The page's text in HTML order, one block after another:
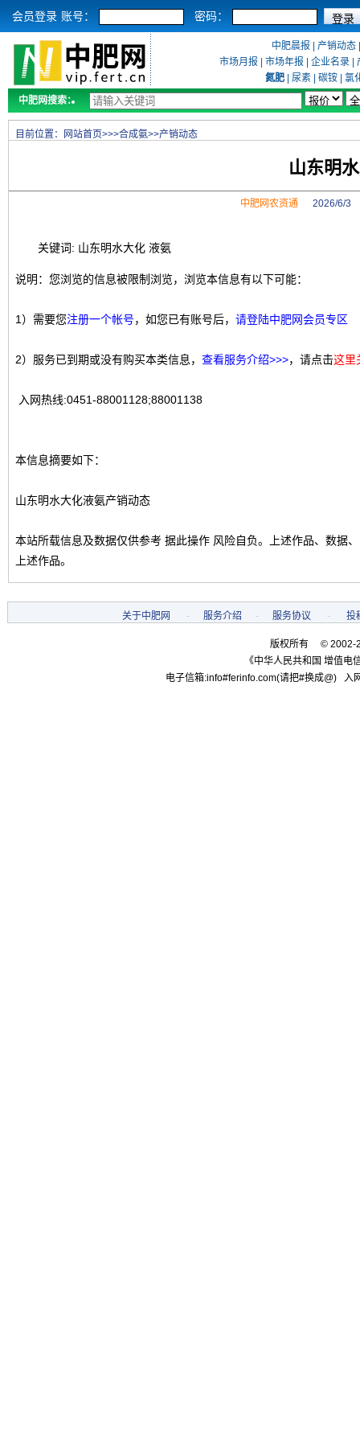
会员登录 账号： 密码：
中肥晨报 产销动态
市场月报
市场年报 企业名录
氮肥
尿素 碳铵
氯
中肥网搜索：
目前位置： 网站首页>>>合成氨>>产销动态
山东明
中肥网农资通2026/6/3
关键词: 山东明水大化 液氨
说明：您浏览的信息被限制浏览，浏览本信息有以下可能：
1）需要您注册一个帐号，如您已有账号后， 请登陆中肥网会员专区
2）服务已到期或没有购买本类信息， 查看服务介绍>>>，请点击这里
入网热线:0451-88001128;88001138
本信息摘要如下：
山东明水大化液氨产销动态
本站所载信息及数据仅供参考 据此操作 风险自负。上述作品、数据
上述作品。
关于中肥网 - 服务介绍 - 服务协议 - 投
版权所有 © 2002-
《中华人民共和国 增值电
电子信箱:info#ferinfo.com(请把#换成@)